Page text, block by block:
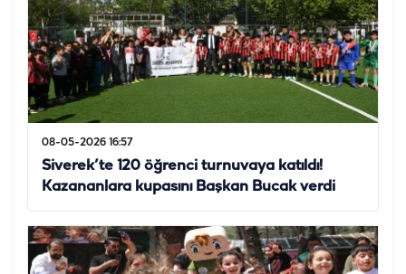
08-05-2026 16:57
Siverek’te 120 öğrenci turnuvaya katıldı!
Kazananlara kupasını Başkan Bucak verdi